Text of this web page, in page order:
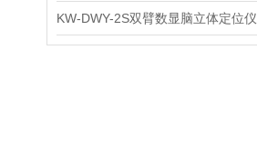
KW-DWY-2S双臂数显脑立体定位仪